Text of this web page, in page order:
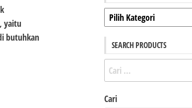
yaitu
butuhkan
Kategori
SEARCH PRODUCTS
Cari
untuk:
Cari